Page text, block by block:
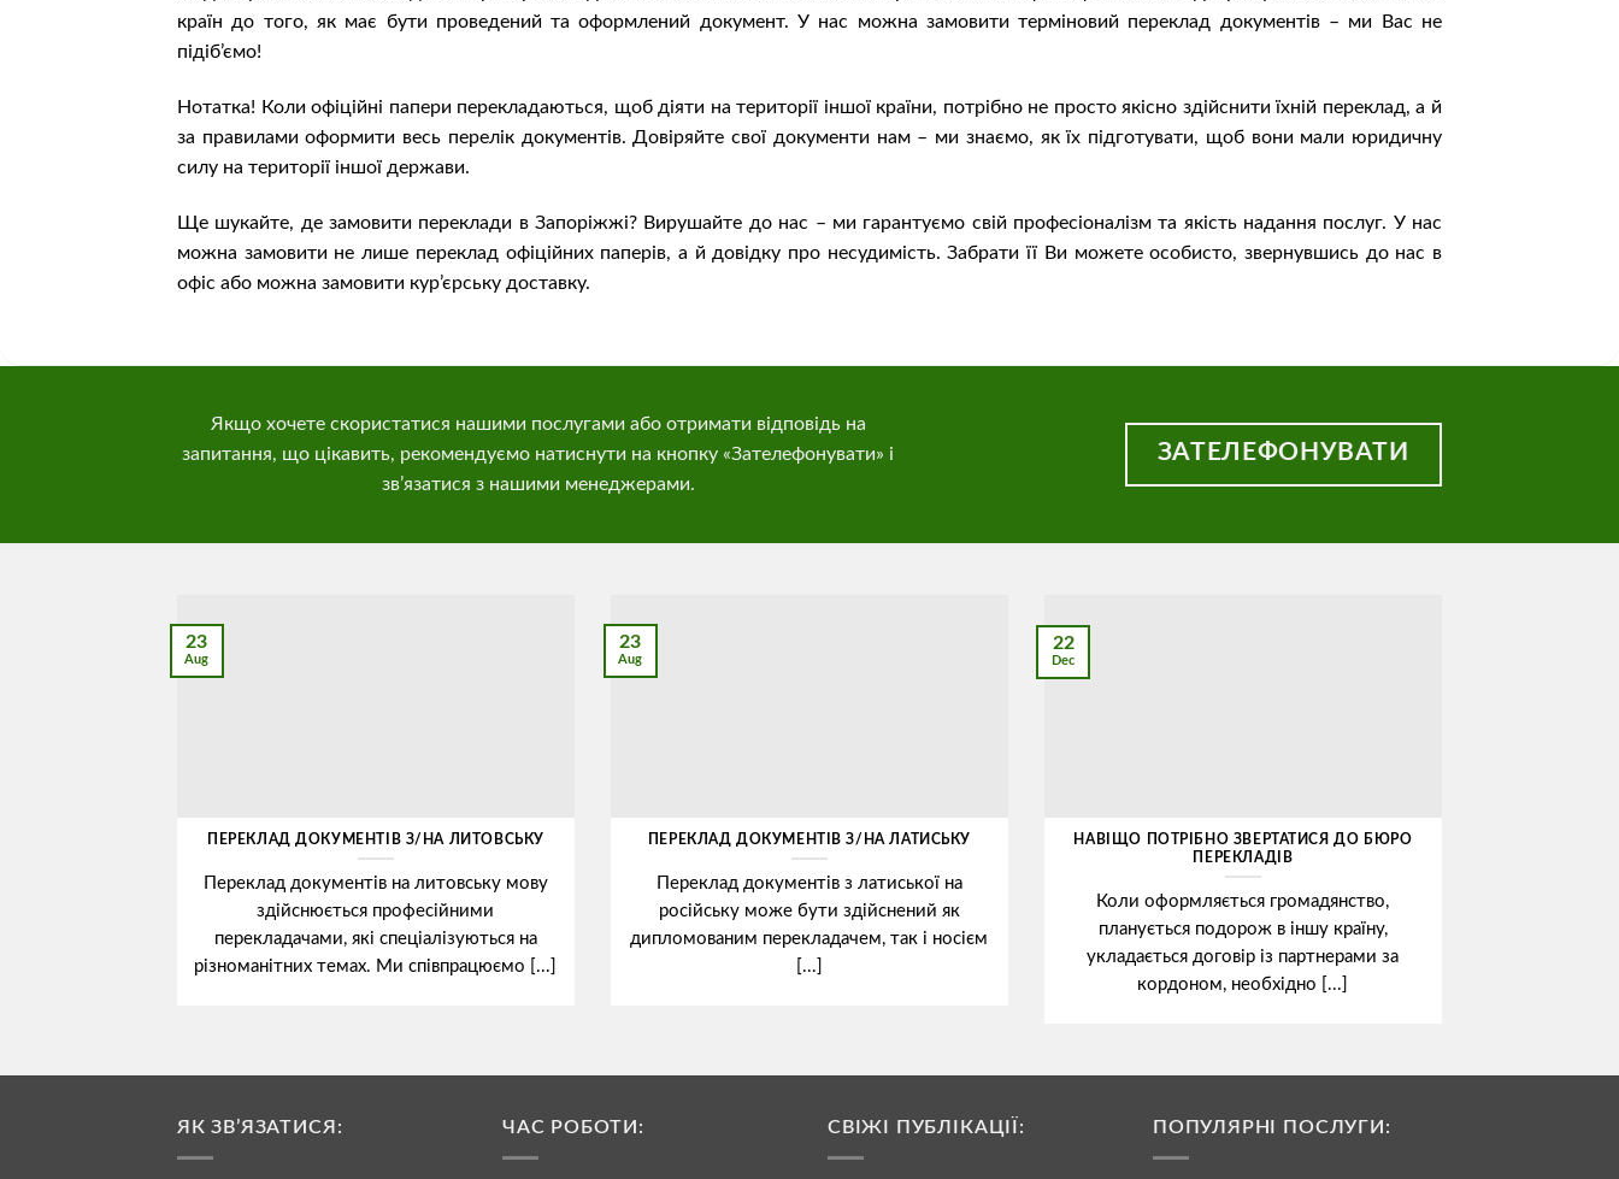
країн до того, як має бути проведений та оформлений документ. У нас можна замовити терміновий переклад документів – ми Вас не
підіб’ємо!
Нотатка! Коли офіційні папери перекладаються, щоб діяти на території іншої країни, потрібно не просто якісно здійснити їхній переклад, а й
за правилами оформити весь перелік документів. Довіряйте свої документи нам – ми знаємо, як їх підготувати, щоб вони мали юридичну
силу на території іншої держави.
Ще шукайте, де замовити переклади в Запоріжжі? Вирушайте до нас – ми гарантуємо свій професіоналізм та якість надання послуг. У нас
можна замовити не лише переклад офіційних паперів, а й довідку про несудимість. Забрати її Ви можете особисто, звернувшись до нас в
офіс або можна замовити кур’єрську доставку.
Якщо хочете скористатися нашими послугами або отримати відповідь на
запитання, що цікавить, рекомендуємо натиснути на кнопку «Зателефонувати» і
зв’язатися з нашими менеджерами.
ЗАТЕЛЕФОНУВАТИ
ПЕРЕКЛАД ДОКУМЕНТІВ З/НА ЛИТОВСЬКУ
Переклад документів на литовську мову
здійснюється професійними
перекладачами, які спеціалізуються на
різноманітних темах. Ми співпрацюємо [...]
23
Aug
ПЕРЕКЛАД ДОКУМЕНТІВ З/НА ЛАТИСЬКУ
Переклад документів з латиської на
російську може бути здійснений як
дипломованим перекладачем, так і носієм
[...]
23
Aug
НАВІЩО ПОТРІБНО ЗВЕРТАТИСЯ ДО БЮРО
ПЕРЕКЛАДІВ
Коли оформляється громадянство,
планується подорож в іншу країну,
укладається договір із партнерами за
кордоном, необхідно [...]
22
Dec
ЯК ЗВ’ЯЗАТИСЯ: ЧАС РОБОТИ: СВІЖІ ПУБЛІКАЦІЇ: ПОПУЛЯРНІ ПОСЛУГИ: